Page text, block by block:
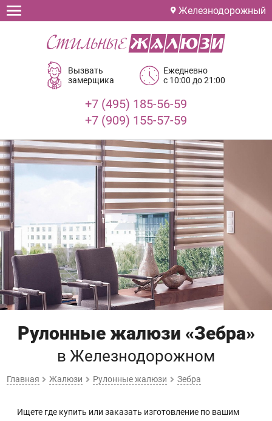
Железнодорожный
Вызвать
замерщика
Ежедневно
с 10:00 до 21:00
+7 (495) 185-56-59
+7 (909) 155-57-59
Рулонные жалюзи «Зебра»
в Железнодорожном
Главная Жалюзи Рулонные жалюзи Зебра
Ищете где купить или заказать изготовление по вашим